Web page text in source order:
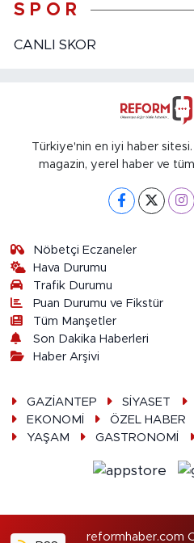
S P O R
CANLI SKOR
Türkiye'nin en iyi haber
magazin, yerel haber ve
Nöbetçi Eczaneler
Hava Durumu
Trafik Durumu
Puan Durumu ve Fikstür
Tüm Manşetler
Son Dakika Haberleri
Haber Arşivi
GAZİANTEP SİYASET
EKONOMİ
ÖZEL HABER
YAŞAM
GASTRONOMİ
reformhaber.com